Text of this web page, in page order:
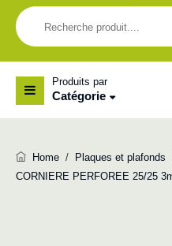
Produits par
Catégorie
Home / Plaques et plafonds
CORNIERE PERFOREE 25/25